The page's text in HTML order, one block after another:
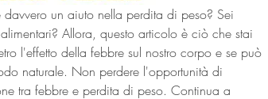
un aiuto nella perdita di peso? Sei
Allora, questo articolo è ciò che stai
l'effetto della febbre sul nostro corpo e se può
naturale. Non perdere l'opportunità di
tra febbre e perdita di peso. Continua a